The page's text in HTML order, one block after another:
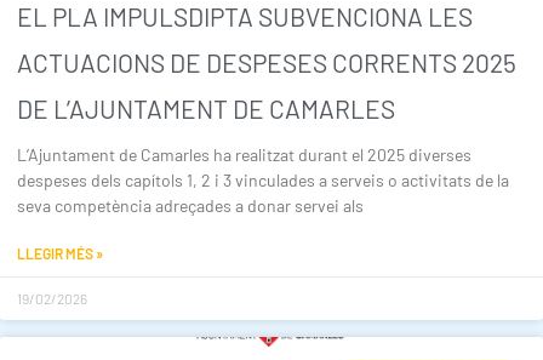
EL PLA IMPULSDIPTA SUBVENCIONA LES
ACTUACIONS DE DESPESES CORRENTS 2025
DE L’AJUNTAMENT DE CAMARLES
L’Ajuntament de Camarles ha realitzat durant el 2025 diverses
despeses dels capítols 1, 2 i 3 vinculades a serveis o activitats de la
seva competència adreçades a donar servei als
LLEGIR MÉS »
19/02/2026